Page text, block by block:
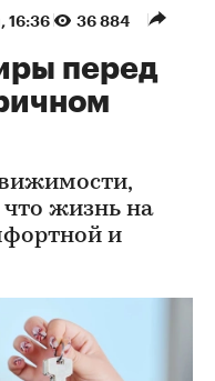
16:36 36 884
перед
жизнь на
и